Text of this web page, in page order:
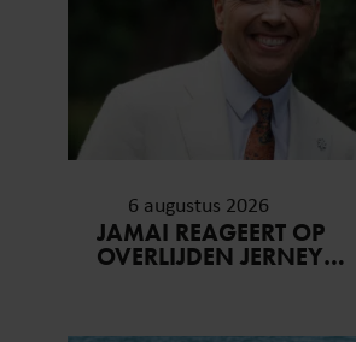
6 augustus 2026
JAMAI REAGEERT OP
OVERLIJDEN JERNEY
VERGETEN’